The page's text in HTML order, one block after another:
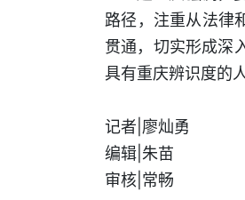
路径，注重从法律
贯通，切实形成深
具有重庆辨识度的
记者|廖灿勇
编辑|朱苗
审核|常畅